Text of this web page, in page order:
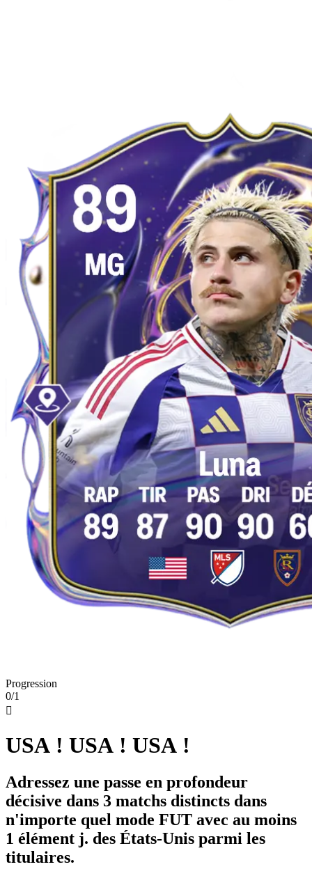
Progression
0/1

USA ! USA ! USA !
Adressez une passe en profondeur
décisive dans 3 matchs distincts dans
n'importe quel mode FUT avec au moins
1 élément j. des États-Unis parmi les
titulaires.